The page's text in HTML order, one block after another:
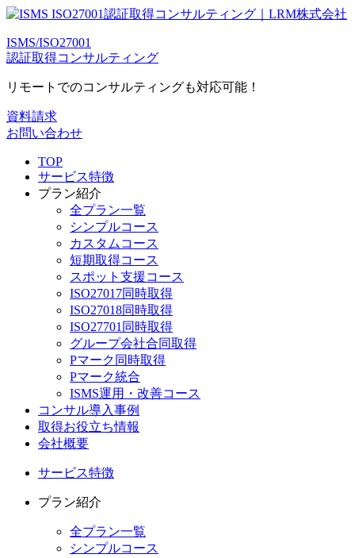
ISMS/ISO27001
認証取得コンサルティング
リモートでのコンサルティングも対応可能！
資料請求
お問い合わせ
TOP
サービス特徴
プラン紹介
全プラン一覧
シンプルコース
カスタムコース
短期取得コース
スポット支援コース
ISO27017同時取得
ISO27018同時取得
ISO27701同時取得
グループ会社合同取得
Pマーク同時取得
Pマーク統合
ISMS運用・改善コース
コンサル導入事例
取得お役立ち情報
会社概要
サービス特徴
プラン紹介
全プラン一覧
シンプルコース